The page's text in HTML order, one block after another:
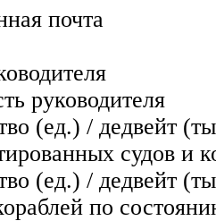
почта
руководителя
(ед.) / дедвейт
судов и
(ед.) / дедвейт
по